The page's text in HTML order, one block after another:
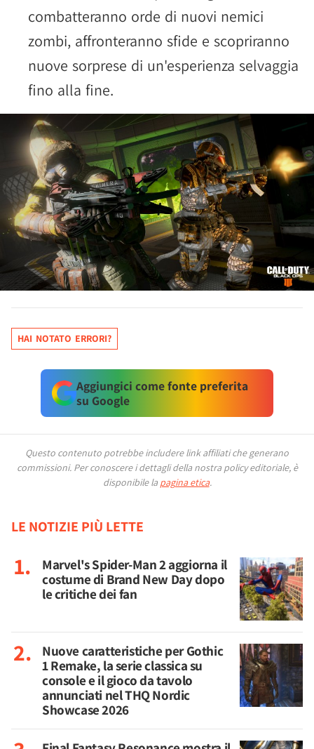
combatteranno orde di nuovi nemici
zombi, affronteranno sfide e scopriranno
nuove sorprese di un'esperienza selvaggia
fino alla fine.
HAI NOTATO ERRORI?
Aggiungici come fonte preferita
su Google
Questo contenuto potrebbe includere link affiliati che generano
commissioni. Per conoscere i dettagli della nostra policy editoriale, è
disponibile la pagina etica.
LE NOTIZIE PIÙ LETTE
Marvel's Spider-Man 2 aggiorna il
costume di Brand New Day dopo
le critiche dei fan
Nuove caratteristiche per Gothic
1 Remake, la serie classica su
console e il gioco da tavolo
annunciati nel THQ Nordic
Showcase 2026